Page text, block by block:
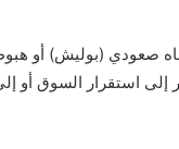
صعودي (بوليش) أو
إلى استقرار السوق أو